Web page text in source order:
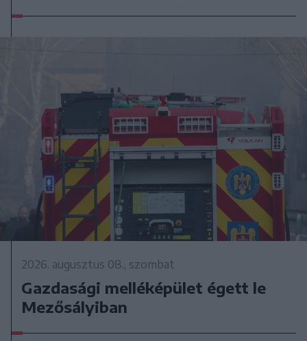
2026. augusztus 08., szombat
Gazdasági melléképület égett le
Mezősályiban